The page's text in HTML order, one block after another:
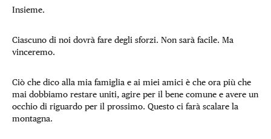
Insieme.
Ciascuno di noi dovrà fare degli sforzi. Non sarà facile. Ma
vinceremo.
Ciò che dico alla mia famiglia e ai miei amici è che ora più che
mai dobbiamo restare uniti, agire per il bene comune e avere un
occhio di riguardo per il prossimo. Questo ci farà scalare la
montagna.